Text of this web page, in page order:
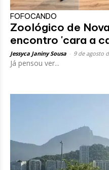
FOFOCANDO
Zoológico de
encontro 'cara a
Jessyca Janiny Sousa 9 de agosto
Já pensou ver...